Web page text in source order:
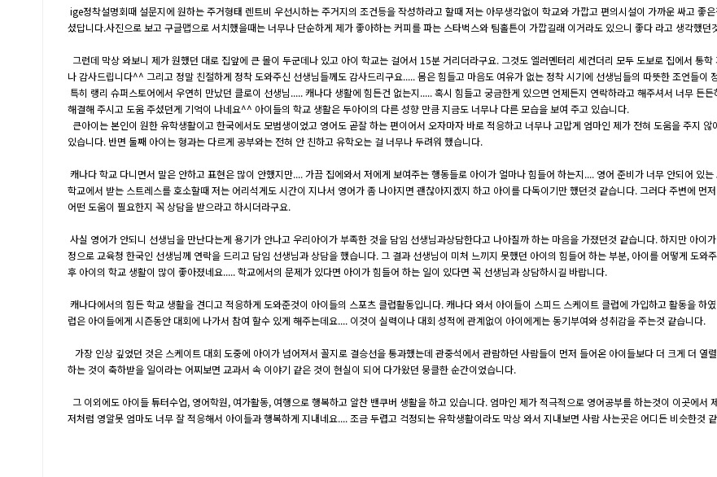
ige정착설명회때 설문지에 원하는 주거형태 렌트비 우선시하는 주거지의 조건등을 작성하라고 할때 저는 아무생각없이 학교와 가깝고 편의시설이 가까운 싸고 좋
셨답니다.사진으로 보고 구글맵으로 서치했을때는 너무나 단순하게 제가 좋아하는 커피를 파는 스타벅스와 팀홀튼이 가깝길래 이거라도 있으니 좋다 라고 생각했던
그런데 막상 와보니 제가 원했던 대로 집앞에 큰 몰이 두군데나 있고 아이 학교는 걸어서 15분 거리더라구요. 그것도 엘러멘터리 세컨더리 모두 도보로 집에서 통
나 감사드립니다^^ 그리고 정말 친절하게 정착 도와주신 선생님들께도 감사드리구요..... 몸은 힘들고 마음도 여유가 없는 정착 시기에 선생님들의 따뜻한 조언들이
특히 랭리 슈퍼스토어에서 우연히 만났던 클로이 선생님..... 캐나다 생활에 힘든건 없는지..... 혹시 힘들고 궁금한게 있으면 언제든지 연락하라고 해주셔서 너무 든
해결해 주시고 도움 주셨던게 기억이 나네요^^ 아이들의 학교 생활은 두아이의 다른 성향 만큼 지금도 너무나 다른 모습을 보여 주고 있습니다.
큰아이는 본인이 원한 유학생활이고 한국에서도 모범생이었고 영어도 곧잘 하는 편이어서 오자마자 바로 적응하고 너무나 고맙게 엄마인 제가 전혀 도움을 주지
있습니다. 반면 둘째 아이는 형과는 다르게 공부와는 전혀 안 친하고 유학오는 걸 너무나 두려워 했습니다.
캐나다 학교 다니면서 말은 안하고 표현은 많이 안했지만.... 가끔 집에와서 저에게 보여주는 행동들로 아이가 얼마나 힘들어 하는지.... 영어 준비가 너무 안되어 있
학교에서 받는 스트레스를 호소할때 저는 어리석게도 시간이 지나서 영어가 좀 나아지면 괜찮아지겠지 하고 아이를 다독이기만 했던것 같습니다. 그러다 주변에 먼
어떤 도움이 필요한지 꼭 상담을 받으라고 하시더라구요.
사실 영어가 안되니 선생님을 만난다는게 용기가 안나고 우리아이가 부족한 것을 담임 선생님과상담한다고 나아질까 하는 마음을 가졌던것 같습니다. 하지만 아이
정으로 교육청 한국인 선생님께 연락을 드리고 담임 선생님과 상담을 했습니다. 그 결과 선생님이 미처 느끼지 못했던 아이의 힘들어 하는 부분, 아이를 어떻게 도와
후 아이의 학교 생활이 많이 좋아졌네요..... 학교에서의 문제가 있다면 아이가 힘들어 하는 일이 있다면 꼭 선생님과 상담하시길 바랍니다.
캐나다에서의 힘든 학교 생활을 견디고 적응하게 도와준것이 아이들의 스포츠 클럽활동입니다. 캐나다 와서 아이들이 스피드 스케이트 클럽에 가입하고 활동을 하
럽은 아이들에게 시즌동안 대회에 나가서 참여 할수 있게 해주는데요.... 이것이 실력이나 대회 성적에 관계없이 아이에게는 동기부여와 성취감을 주는것 같습니다.
가장 인상 깊었던 것은 스케이트 대회 도중에 아이가 넘어져서 꼴지로 결승선을 통과했는데 관중석에서 관람하던 사람들이 먼저 들어온 아이들보다 더 크게 더
하는 것이 축하받을 일이라는 어찌보면 교과서 속 이야기 같은 것이 현실이 되어 다가왔던 뭉클한 순간이었습니다.
그 이외에도 아이들 튜터수업, 영어학원, 여가활동, 여행으로 행복하고 알찬 밴쿠버 생활을 하고 있습니다. 엄마인 제가 적극적으로 영어공부를 하는것이 이곳에
저처럼 영알못 엄마도 너무 잘 적응해서 아이들과 행복하게 지내네요.... 조금 두렵고 걱정되는 유학생활이라도 막상 와서 지내보면 사람 사는곳은 어디든 비슷한것